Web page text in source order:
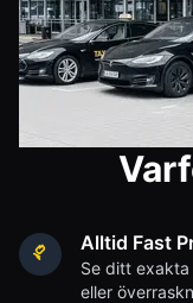
Alltid Fast
Se ditt
eller